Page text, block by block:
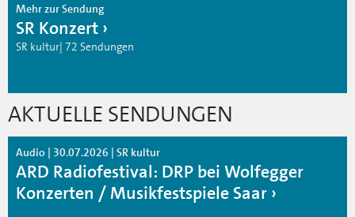
Mehr zur Sendung
SR Konzert
SR kultur| 72 Sendungen
AKTUELLE SENDUNGEN
Audio | 30.07.2026 | SR kultur
ARD Radiofestival: DRP bei Wolfegger
Konzerten / Musikfestspiele Saar